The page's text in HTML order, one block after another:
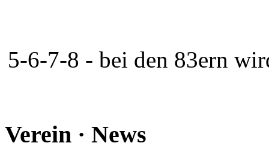
5-6-7-8 - bei den 83ern
Verein · News